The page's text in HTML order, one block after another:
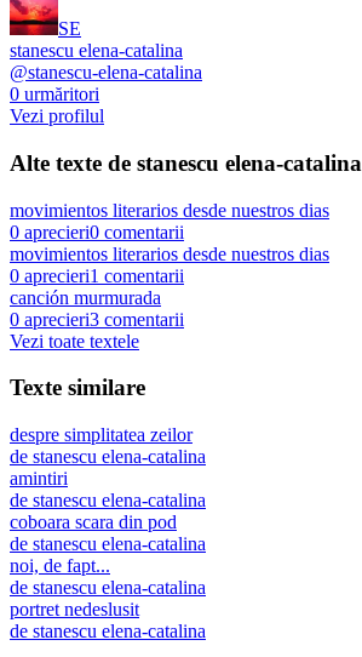
SE
stanescu elena-catalina
@stanescu-elena-catalina
0 urmăritori
Vezi profilul
Alte texte de stanescu elena-catalina
movimientos literarios desde nuestros dias
0 aprecieri0 comentarii
movimientos literarios desde nuestros dias
0 aprecieri1 comentarii
canción murmurada
0 aprecieri3 comentarii
Vezi toate textele
Texte similare
despre simplitatea zeilor
de stanescu elena-catalina
amintiri
de stanescu elena-catalina
coboara scara din pod
de stanescu elena-catalina
noi, de fapt...
de stanescu elena-catalina
portret nedeslusit
de stanescu elena-catalina